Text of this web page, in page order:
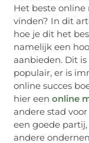
Het beste
vinden? In dit
hoe je dit het
namelijk een
aanbieden. Dit
populair, er is
online succes
hier eenonline
andere stad
een goede
andere